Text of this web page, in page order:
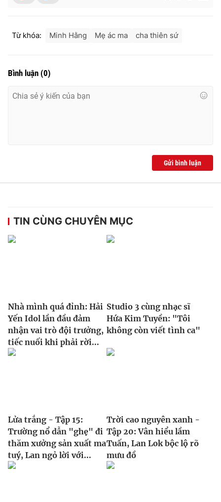
Từ khóa: Minh Hằng Mẹ ác ma cha thiên sứ
Bình luận (0)
Gửi bình luận
TIN CÙNG CHUYÊN MỤC
Nhà mình quá đỉnh: Hải
Yến Idol lần đầu đảm
nhận vai trò đội trưởng,
tiếc nuối khi phải rời...
Studio 3 cùng nhạc sĩ
Hứa Kim Tuyền: "Tôi
không còn viết tình ca"
Lửa trắng - Tập 15:
Trường nổ dẫn "ghẹ" đi
thăm xưởng sản xuất ma
tuý, Lan ngỏ lời với...
Trời cao nguyên xanh -
Tập 20: Vân hiểu lầm
Tuấn, Lan Lok bộc lộ rõ
mưu đồ